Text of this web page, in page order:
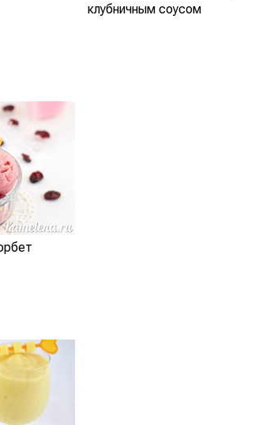
клубничным соусом